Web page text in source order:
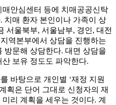
안심센터 등에 치매공공신탁
치매 환자 본인이나 가족이 상
서울북부, 서울남부, 경인, 대전
역본부에서 상담을 진행하는
방문해 상담한다. 대면 상담을
보유 정도도 파악한다.
바탕으로 개인별 ‘재정 지원
획은 단어 그대로 신청자의 재
리 계획을 세우는 것이다. 계